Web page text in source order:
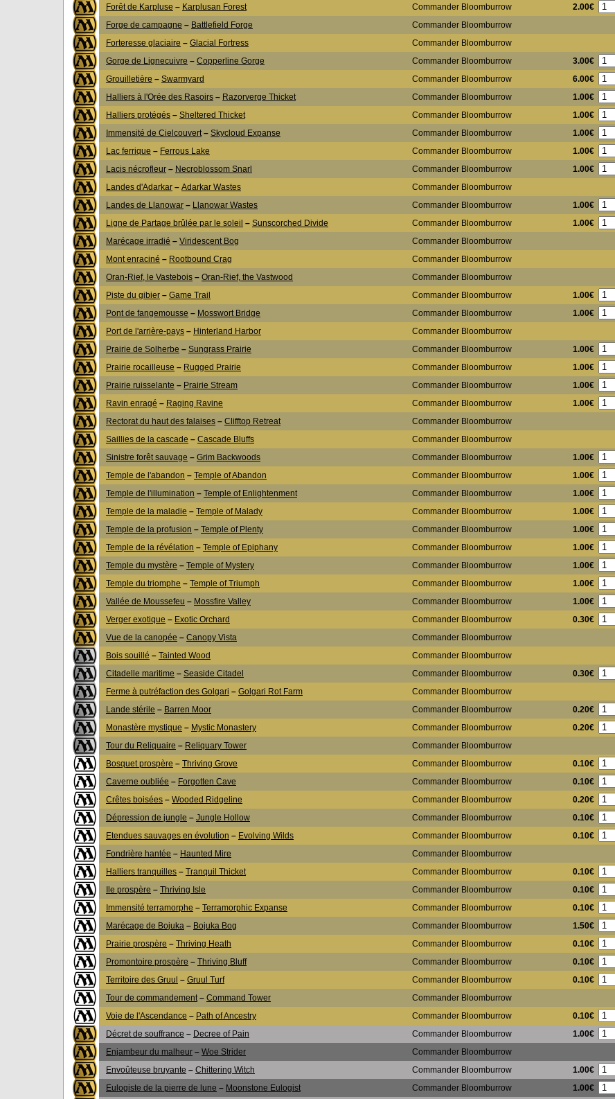
Forêt de Karpluse – Karplusan Forest Commander Bloomburrow 2.00€
Forge de campagne – Battlefield Forge Commander Bloomburrow
Forteresse glaciaire – Glacial Fortress Commander Bloomburrow
Gorge de Lignecuivre – Copperline Gorge Commander Bloomburrow 3.00€
Grouilletière – Swarmyard Commander Bloomburrow 6.00€
Halliers à l'Orée des Rasoirs – Razorverge Thicket Commander Bloomburrow 1.00€
Halliers protégés – Sheltered Thicket Commander Bloomburrow 1.00€
Immensité de Cielcouvert – Skycloud Expanse Commander Bloomburrow 1.00€
Lac ferrique – Ferrous Lake Commander Bloomburrow 1.00€
Lacis nécrofleur – Necroblossom Snarl Commander Bloomburrow 1.00€
Landes d'Adarkar – Adarkar Wastes Commander Bloomburrow
Landes de Llanowar – Llanowar Wastes Commander Bloomburrow 1.00€
Ligne de Partage brûlée par le soleil – Sunscorched Divide Commander Bloomburrow 1.00€
Marécage irradié – Viridescent Bog Commander Bloomburrow
Mont enraciné – Rootbound Crag Commander Bloomburrow
Oran-Rief, le Vastebois – Oran-Rief, the Vastwood Commander Bloomburrow
Piste du gibier – Game Trail Commander Bloomburrow 1.00€
Pont de fangemousse – Mosswort Bridge Commander Bloomburrow 1.00€
Port de l'arrière-pays – Hinterland Harbor Commander Bloomburrow
Prairie de Solherbe – Sungrass Prairie Commander Bloomburrow 1.00€
Prairie rocailleuse – Rugged Prairie Commander Bloomburrow 1.00€
Prairie ruisselante – Prairie Stream Commander Bloomburrow 1.00€
Ravin enragé – Raging Ravine Commander Bloomburrow 1.00€
Rectorat du haut des falaises – Clifftop Retreat Commander Bloomburrow
Saillies de la cascade – Cascade Bluffs Commander Bloomburrow
Sinistre forêt sauvage – Grim Backwoods Commander Bloomburrow 1.00€
Temple de l'abandon – Temple of Abandon Commander Bloomburrow 1.00€
Temple de l'illumination – Temple of Enlightenment Commander Bloomburrow 1.00€
Temple de la maladie – Temple of Malady Commander Bloomburrow 1.00€
Temple de la profusion – Temple of Plenty Commander Bloomburrow 1.00€
Temple de la révélation – Temple of Epiphany Commander Bloomburrow 1.00€
Temple du mystère – Temple of Mystery Commander Bloomburrow 1.00€
Temple du triomphe – Temple of Triumph Commander Bloomburrow 1.00€
Vallée de Moussefeu – Mossfire Valley Commander Bloomburrow 1.00€
Verger exotique – Exotic Orchard Commander Bloomburrow 0.30€
Vue de la canopée – Canopy Vista Commander Bloomburrow
Bois souillé – Tainted Wood Commander Bloomburrow
Citadelle maritime – Seaside Citadel Commander Bloomburrow 0.30€
Ferme à putréfaction des Golgari – Golgari Rot Farm Commander Bloomburrow
Lande stérile – Barren Moor Commander Bloomburrow 0.20€
Monastère mystique – Mystic Monastery Commander Bloomburrow 0.20€
Tour du Reliquaire – Reliquary Tower Commander Bloomburrow
Bosquet prospère – Thriving Grove Commander Bloomburrow 0.10€
Caverne oubliée – Forgotten Cave Commander Bloomburrow 0.10€
Crêtes boisées – Wooded Ridgeline Commander Bloomburrow 0.20€
Dépression de jungle – Jungle Hollow Commander Bloomburrow 0.10€
Etendues sauvages en évolution – Evolving Wilds Commander Bloomburrow 0.10€
Fondrière hantée – Haunted Mire Commander Bloomburrow
Halliers tranquilles – Tranquil Thicket Commander Bloomburrow 0.10€
Ile prospère – Thriving Isle Commander Bloomburrow 0.10€
Immensité terramorphe – Terramorphic Expanse Commander Bloomburrow 0.10€
Marécage de Bojuka – Bojuka Bog Commander Bloomburrow 1.50€
Prairie prospère – Thriving Heath Commander Bloomburrow 0.10€
Promontoire prospère – Thriving Bluff Commander Bloomburrow 0.10€
Territoire des Gruul – Gruul Turf Commander Bloomburrow 0.10€
Tour de commandement – Command Tower Commander Bloomburrow
Voie de l'Ascendance – Path of Ancestry Commander Bloomburrow 0.10€
Décret de souffrance – Decree of Pain Commander Bloomburrow 1.00€
Enjambeur du malheur – Woe Strider Commander Bloomburrow
Envoûteuse bruyante – Chittering Witch Commander Bloomburrow 1.00€
Eulogiste de la pierre de lune – Moonstone Eulogist Commander Bloomburrow 1.00€